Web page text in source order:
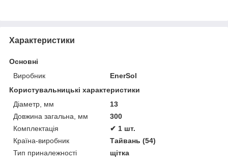
Характеристики
Основні
Виробник
EnerSol
Користувальницькі характеристики
Діаметр, мм
13
Довжина загальна, мм
300
Комплектація
✔ 1 шт.
Країна-виробник
Тайвань (54)
Тип приналежності
щітка